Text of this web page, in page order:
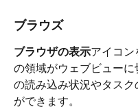
ブラウズ
ブラウザの表示アイコ
の領域がウェブビュー
の読み込み状況やタス
ができます。